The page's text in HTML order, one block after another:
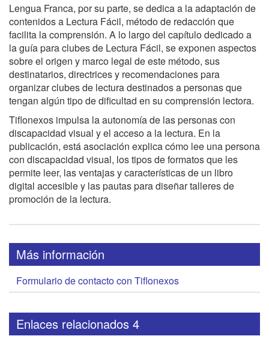
Lengua Franca, por su parte, se dedica a la adaptación de
contenidos a Lectura Fácil, método de redacción que
facilita la comprensión. A lo largo del capítulo dedicado a
la guía para clubes de Lectura Fácil, se exponen aspectos
sobre el origen y marco legal de este método, sus
destinatarios, directrices y recomendaciones para
organizar clubes de lectura destinados a personas que
tengan algún tipo de dificultad en su comprensión lectora.
Tiflonexos impulsa la autonomía de las personas con
discapacidad visual y el acceso a la lectura. En la
publicación, está asociación explica cómo lee una persona
con discapacidad visual, los tipos de formatos que les
permite leer, las ventajas y características de un libro
digital accesible y las pautas para diseñar talleres de
promoción de la lectura.
Más información
Formulario de contacto con Tiflonexos
Enlaces relacionados 4